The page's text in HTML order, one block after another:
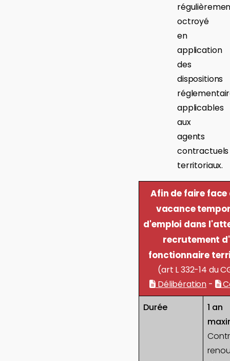
octroyé
en
application
des
dispositions
applicables
aux
agents
contractuels
territoriaux.
Afin de faire face
vacance
d'emploi dans
recrutement
fonctionnaire
(art L 332-14 du
Délibération -
Durée
1 an